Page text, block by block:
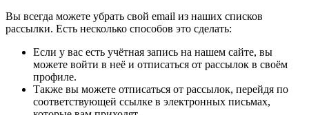
Вы всегда можете убрать свой email из наших списков
рассылки. Есть несколько способов это сделать:
Если у вас есть учётная запись на нашем сайте, вы
можете войти в неё и отписаться от рассылок в своём
профиле.
Также вы можете отписаться от рассылок, перейдя по
соответствующей ссылке в электронных письмах,